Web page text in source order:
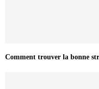
Comment trouver la bonne